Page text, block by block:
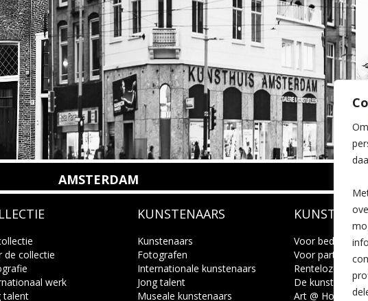
Om
AMSTERDAM
1075 VX Amsterdam
info@kunsthuisamsterdam.nl
Lees meer
de collectie
werk
talent
KUNSTENAARS
Kunstenaars
Fotografen
Internationale kunstenaars
Jong talent
Museale kunstenaars
Voor bedrijven
Voor
Renteloze
De
Art @ Home